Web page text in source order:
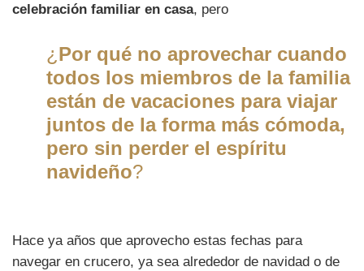
celebración familiar en casa, pero
¿ Por qué no aprovechar cuando
todos los miembros de la familia
están de vacaciones para viajar
juntos de la forma más cómoda,
pero sin perder el espíritu
navideño?
Hace ya años que aprovecho estas fechas para
navegar en crucero, ya sea alrededor de navidad o de